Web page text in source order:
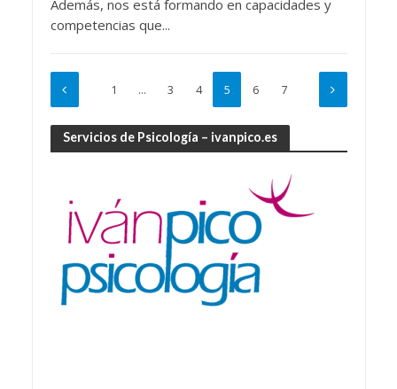
Además, nos está formando en capacidades y
competencias que...
1 … 3 4 5 6 7
Servicios de Psicología – ivanpico.es